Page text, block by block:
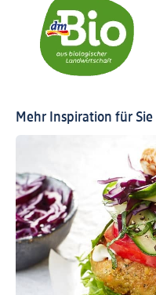
Mehr Inspiration für Sie